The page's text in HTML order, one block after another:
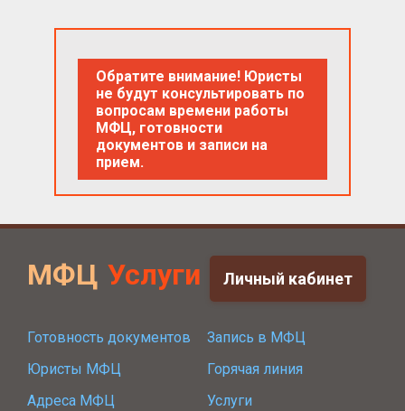
Обратите внимание! Юристы
не будут консультировать по
вопросам времени работы
МФЦ, готовности
документов и записи на
прием.
МФЦ Услуги Личный кабинет
Готовность документов
Запись в МФЦ
Юристы МФЦ
Горячая линия
Адреса МФЦ
Услуги